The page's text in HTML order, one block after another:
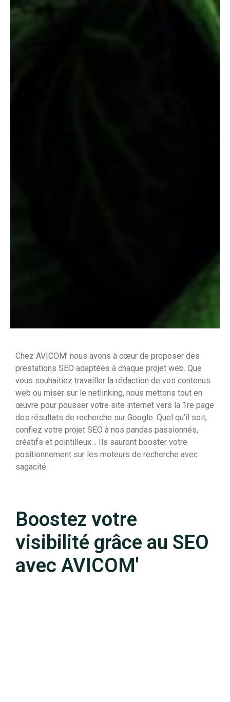
Chez AVICOM’ nous avons à cœur de proposer des
prestations SEO adaptées à chaque projet web. Que
vous souhaitiez travailler la rédaction de vos contenus
web ou miser sur le netlinking, nous mettons tout en
œuvre pour pousser votre site internet vers la 1re page
des résultats de recherche sur Google. Quel qu’il soit,
confiez votre projet SEO à nos pandas passionnés,
créatifs et pointilleux… Ils sauront booster votre
positionnement sur les moteurs de recherche avec
sagacité.
Boostez votre
visibilité grâce au SEO
avec AVICOM'